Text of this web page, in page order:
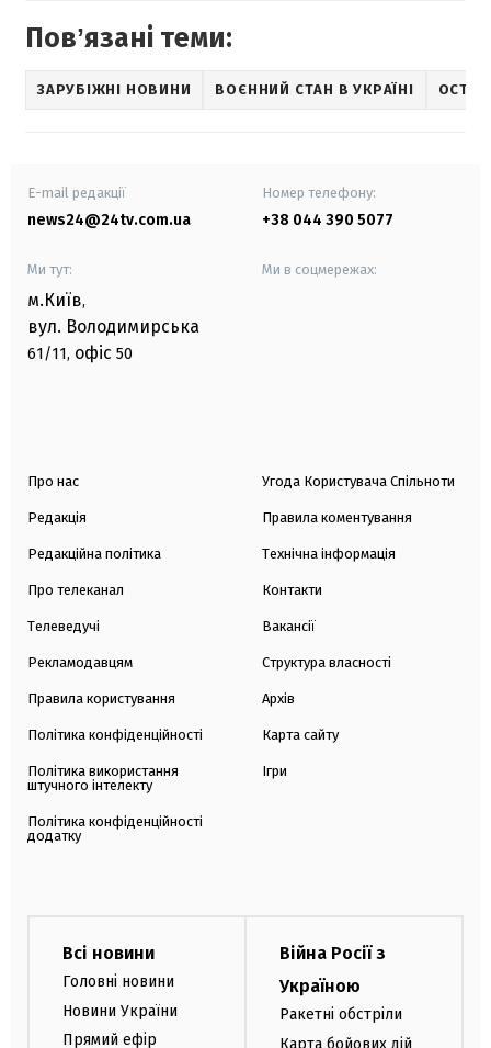
Повʼязані теми:
ЗАРУБІЖНІ НОВИНИ ВОЄННИЙ СТАН В УКРАЇНІ
E-mail редакції
news24@24tv.com.ua
Номер телефону:
+38 044 390 5077
Ми тут:
м.Київ,
вул. Володимирська
61/11, офіс 50
Ми в соцмережах:
Про нас
Редакція
Редакційна політика
Про телеканал
Телеведучі
Рекламодавцям
Правила користування
Політика конфіденційності
Політика використання
штучного інтелекту
Політика конфіденційності
додатку
Угода Користувача Спільноти
Правила коментування
Технічна інформація
Контакти
Вакансії
Структура власності
Архів
Карта сайту
Ігри
Всі новини
Головні новини
Новини України
Прямий ефір
Війна Росії з
Україною
Ракетні обстріли
Карта бойових дій